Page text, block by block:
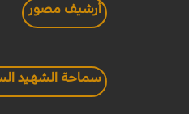
أرشيف مصور
سماحة الشهيد